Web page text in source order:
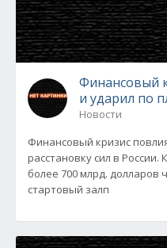
Финансовый
и ударил по
Новости
Финансовый кризис
расстановку сил в России.
более 700 млрд. долларов
стартовый залп